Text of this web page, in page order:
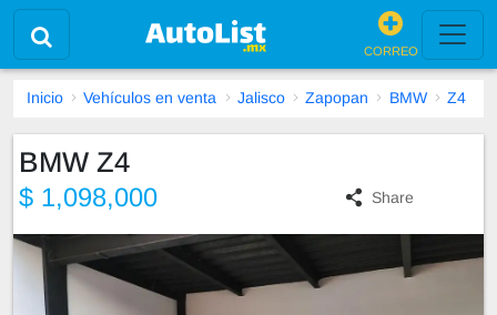
CORREO
Inicio Vehículos en venta Jalisco Zapopan BMW Z4
BMW Z4
$ 1,098,000 Share